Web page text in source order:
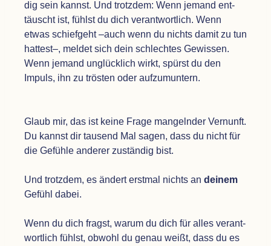
dig sein kannst. Und trotz­dem: Wenn jemand ent­
täuscht ist, fühlst du dich ver­ant­wort­lich. Wenn
etwas schief­geht –auch wenn du nichts damit zu tun
hat­test–, mel­det sich dein schlech­tes Gewis­sen.
Wenn jemand unglück­lich wirkt, spürst du den
Impuls, ihn zu trös­ten oder auf­zu­mun­tern.
Glaub mir, das ist keine Frage man­geln­der Ver­nunft.
Du kannst dir tau­send Mal sagen, dass du nicht für
die Gefühle ande­rer zustän­dig bist.
Und trotz­dem, es ändert erst­mal nichts an dei­nem
Gefühl dabei.
Wenn du dich fragst, warum du dich für alles ver­ant­
wort­lich fühlst, obwohl du genau weißt, dass du es